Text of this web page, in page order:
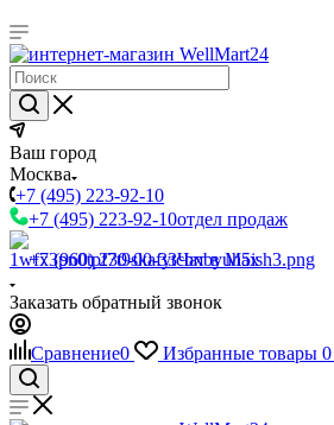
Ваш город
Москва
+7 (495) 223-92-10
+7 (495) 223-92-10отдел продаж
+7 (960) 230-00-33Чат в Max
Заказать обратный звонок
Сравнение0 Избранные товары 0